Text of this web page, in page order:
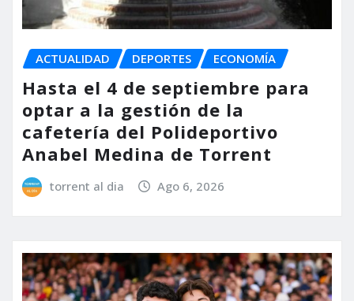
ACTUALIDAD DEPORTES ECONOMÍA
Hasta el 4 de septiembre para
optar a la gestión de la
cafetería del Polideportivo
Anabel Medina de Torrent
torrent al dia Ago 6, 2026